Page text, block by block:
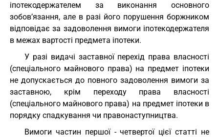
іпотекодержателем за виконання основного
зобов’язання, але в разі його порушення боржником
відповідає за задоволення вимоги іпотекодержателя
в межах вартості предмета іпотеки.
У разі видачі заставної перехід права власності
(спеціального майнового права) на предмет іпотеки
не допускається до повного задоволення вимоги за
заставною, крім переходу права власності
(спеціального майнового права) на предмет іпотеки в
порядку спадкування чи правонаступництва.
Вимоги частин першої - четвертої цієї статті не